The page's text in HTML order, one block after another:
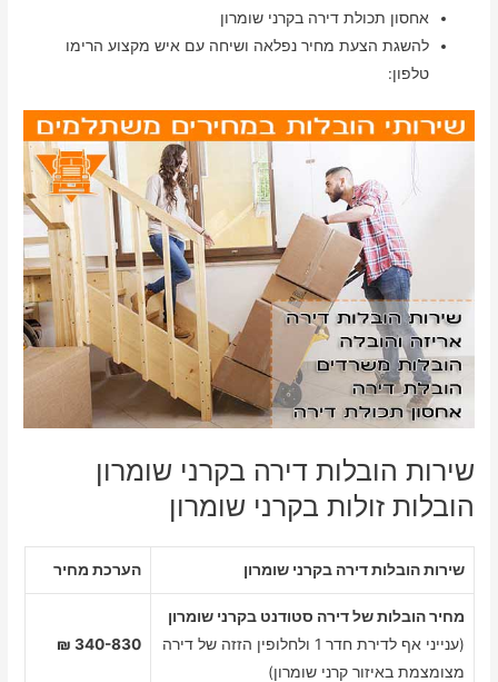
אחסון תכולת דירה בקרני שומרון
להשגת הצעת מחיר נפלאה ושיחה עם איש מקצוע הרימו
טלפון:
שירות הובלות דירה בקרני שומרון
הובלות זולות בקרני שומרון
שירות הובלות דירה בקרני שומרון הערכת מחיר
מחיר הובלות של דירה סטודנט בקרני שומרון
(ענייני אף לדירת חדר 1 ולחלופין הזזה של דירה
מצומצמת באיזור קרני שומרון)
340-830 ₪